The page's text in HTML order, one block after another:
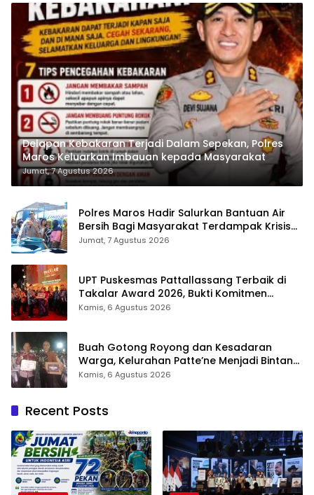
Delapan Kebakaran Terjadi Dalam Sepekan, Polres
Maros Keluarkan Imbauan kepada Masyarakat
Jumat, 7 Agustus 2026
Polres Maros Hadir Salurkan Bantuan Air
Bersih Bagi Masyarakat Terdampak Krisis
Air Bersih Di Maros
Jumat, 7 Agustus 2026
UPT Puskesmas Pattallassang Terbaik di
Takalar Award 2026, Bukti Komitmen
Hadirkan Pelayanan Kesehatan Berkualitas
Kamis, 6 Agustus 2026
Buah Gotong Royong dan Kesadaran
Warga, Kelurahan Patte’ne Menjadi Bintang
Takalar Award 2026
Kamis, 6 Agustus 2026
Recent Posts